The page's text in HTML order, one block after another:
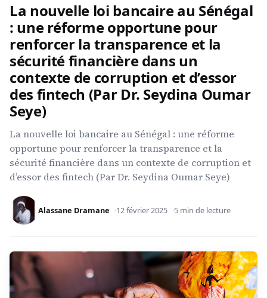
La nouvelle loi bancaire au Sénégal
: une réforme opportune pour
renforcer la transparence et la
sécurité financière dans un
contexte de corruption et d’essor
des fintech (Par Dr. Seydina Oumar
Seye)
La nouvelle loi bancaire au Sénégal : une réforme
opportune pour renforcer la transparence et la
sécurité financière dans un contexte de corruption et
d’essor des fintech (Par Dr. Seydina Oumar Seye)
Alassane Dramane 12 février 2025 5 min de lecture